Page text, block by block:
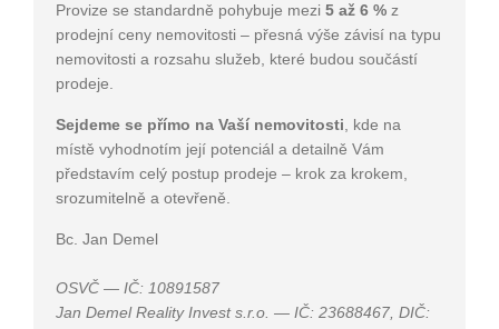
Provize se standardně pohybuje mezi 5 až 6 % z
prodejní ceny nemovitosti – přesná výše závisí na typu
nemovitosti a rozsahu služeb, které budou součástí
prodeje.
Sejdeme se přímo na Vaší nemovitosti , kde na
místě vyhodnotím její potenciál a detailně Vám
představím celý postup prodeje – krok za krokem,
srozumitelně a otevřeně.
Bc. Jan Demel
OSVČ — IČ: 10891587
Jan Demel Reality Invest s.r.o. — IČ: 23688467, DIČ: